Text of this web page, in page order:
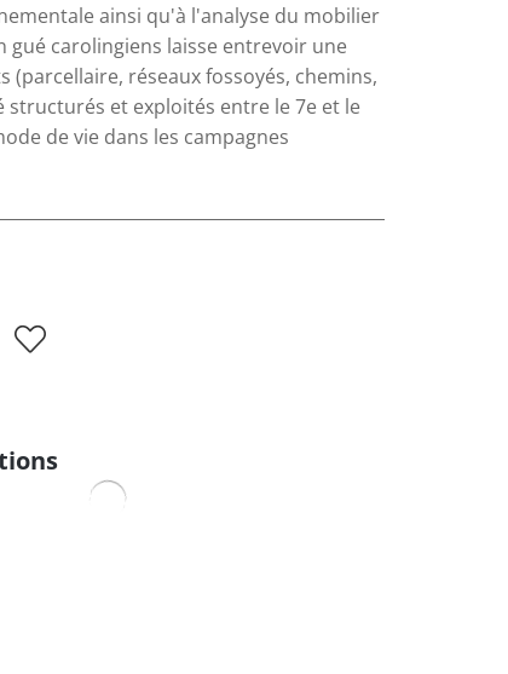
ainsi qu'à l'analyse du mobilier
carolingiens laisse entrevoir une
réseaux fossoyés, chemins,
et exploités entre le 7e et le
de vie dans les campagnes